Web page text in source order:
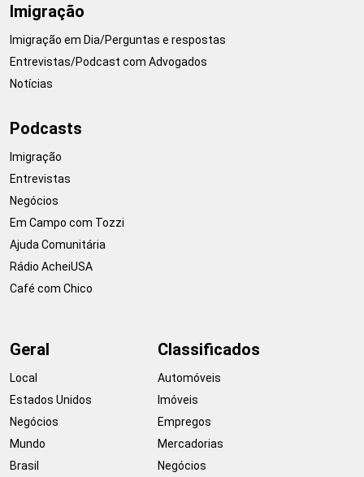
Imigração
Imigração em Dia/Perguntas e respostas
Entrevistas/Podcast com Advogados
Notícias
Podcasts
Imigração
Entrevistas
Negócios
Em Campo com Tozzi
Ajuda Comunitária
Rádio AcheiUSA
Café com Chico
Geral
Local
Estados Unidos
Negócios
Mundo
Brasil
Classificados
Automóveis
Imóveis
Empregos
Mercadorias
Negócios